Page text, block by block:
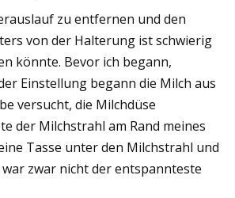
zu entfernen und den
von der Halterung ist schwierig
könnte. Bevor ich begann,
Einstellung begann die Milch aus
versucht, die Milchdüse
der Milchstrahl am Rand meines
Tasse unter den Milchstrahl und
zwar nicht der entspannteste